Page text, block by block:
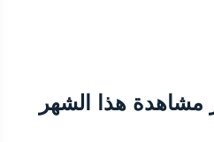
مشاهدة هذا الشهر